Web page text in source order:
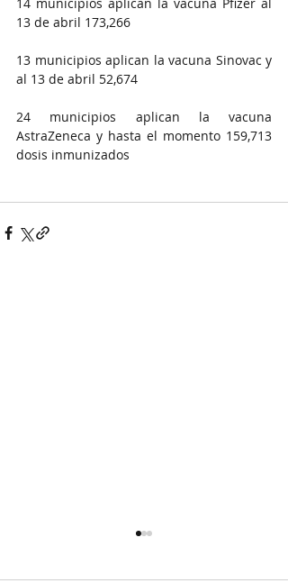
14 municipios aplican la vacuna Pfizer al
13 de abril 173,266
13 municipios aplican la vacuna Sinovac y
al 13 de abril 52,674
24 municipios aplican la vacuna
AstraZeneca y hasta el momento 159,713
dosis inmunizados